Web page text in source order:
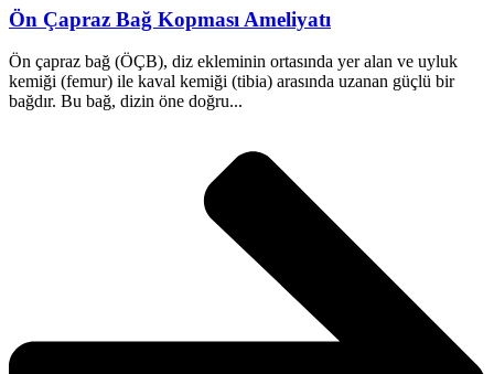
Ön Çapraz Bağ Kopması Ameliyatı
Ön çapraz bağ (ÖÇB), diz ekleminin ortasında yer alan ve uyluk
kemiği (femur) ile kaval kemiği (tibia) arasında uzanan güçlü bir
bağdır. Bu bağ, dizin öne doğru...